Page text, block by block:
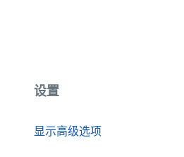
设置
显示高级选项